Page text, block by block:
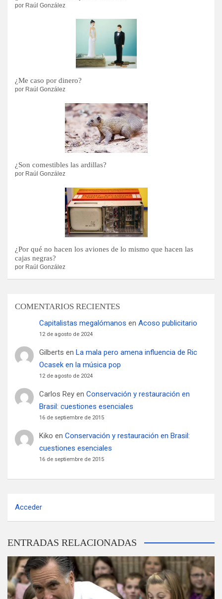
por Raúl González
¿Me caso por dinero?
por Raúl González
¿Son comestibles las ardillas?
por Raúl González
¿Por qué no hacen los aviones de lo mismo que hacen las
cajas negras?
por Raúl González
COMENTARIOS RECIENTES
Capitalistas megalómanos en Acoso publicitario
12 de agosto de 2024
Gilberts en La mala pero amena influencia de Ric
Ocasek en la música pop
12 de agosto de 2024
Carlos Reyen Conservación y restauración en
Brasil: cuestiones esenciales
16 de septiembre de 2015
Kiko en Conservación y restauración en Brasil:
cuestiones esenciales
16 de septiembre de 2015
Acceder
ENTRADAS RELACIONADAS